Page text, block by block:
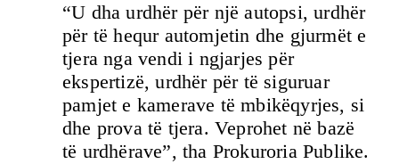
“U dha urdhër për një autopsi, urdhër
për të hequr automjetin dhe gjurmët e
tjera nga vendi i ngjarjes për
ekspertizë, urdhër për të siguruar
pamjet e kamerave të mbikëqyrjes, si
dhe prova të tjera. Veprohet në bazë
të urdhërave”, tha Prokuroria Publike.